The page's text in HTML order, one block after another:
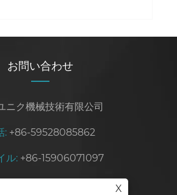
お問い合わせ
ニク機械技術有限公司
: +86-59528085862
ル: +86-15906071097
sales@unikmachinery.com
X